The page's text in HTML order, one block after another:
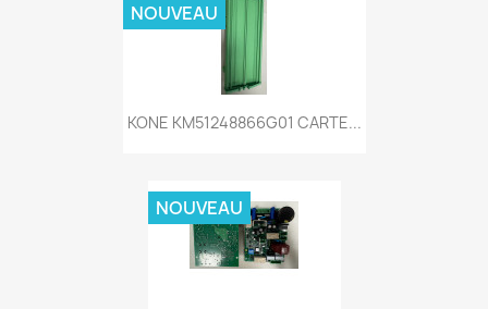
KONE KM51248866G01 CARTE...
NOUVEAU
NOUVEAU